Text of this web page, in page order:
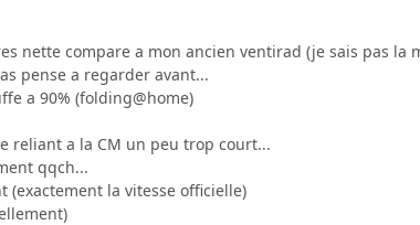
nette compare a mon ancien ventirad (je sais pas la
pense a regarder avant...
a 90% (folding@home)
reliant a la CM un peu trop court...
qqch...
(exactement la vitesse officielle)